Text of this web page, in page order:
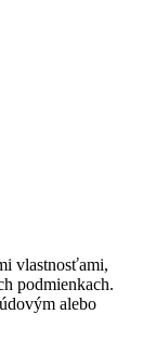
vlastnosťami,
podmienkach.
alebo